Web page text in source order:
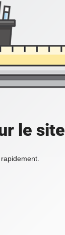
le site